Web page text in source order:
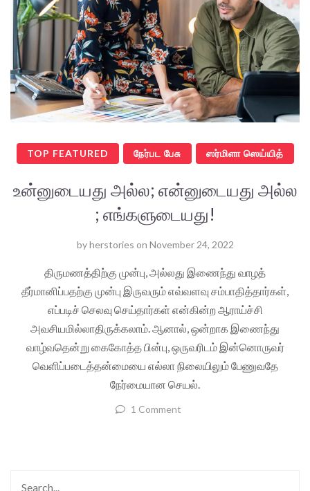
TOP FEATURED நேர்பட பேசு ஸர்மிளா ஸெய்யித்
உன்னுடையது அல்ல; என்னுடையது அல்ல
; எங்களுடையது!
byherstories on November 24, 2022
திருமணத்திற்கு முன்பு, அல்லது இணைந்து வாழத்
தீர்மானிப்பதற்கு முன்பு இருவரும் எவ்வளவு சம்பாதித்தார்கள்,
எப்படிச் செலவு செய்தார்கள் என்கின்ற ஆராய்ச்சி
அவசியமில்லாதிருக்கலாம். ஆனால், ஒன்றாக இணைந்து
வாழ்வதென்று கைகோத்த பின்பு, ஒருவரிடம் இன்னொருவர்
வெளிப்படைத்தன்மையை எல்லா நிலையிலும் பேணுவதே
நேர்மையான செயல்.
1 Comment